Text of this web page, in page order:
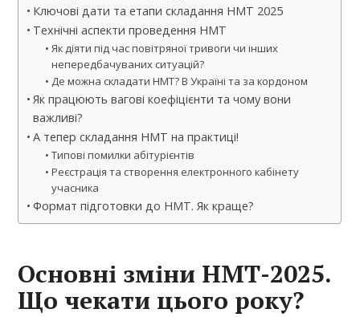
Ключові дати та етапи складання НМТ 2025
Технічні аспекти проведення НМТ
Як діяти під час повітряної тривоги чи інших
непередбачуваних ситуацій?
Де можна складати НМТ? В Україні та за кордоном
Як працюють вагові коефіцієнти та чому вони
важливі?
А тепер складання НМТ на практиці!
Типові помилки абітурієнтів
Реєстрація та створення електронного кабінету
учасника
Формат підготовки до НМТ. Як краще?
Основні зміни НМТ-2025.
Що чекати цього року?